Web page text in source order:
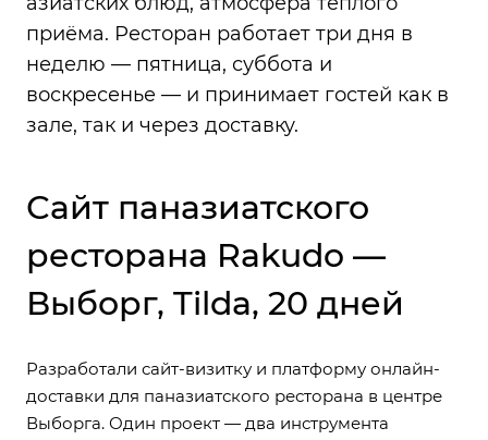
приёма. Ресторан работает три дня в
неделю — пятница, суббота и
воскресенье — и принимает гостей как в
зале, так и через доставку.
Сайт паназиатского
ресторана Rakudo —
Выборг, Tilda, 20 дней
Разработали сайт-визитку и платформу онлайн-
доставки для паназиатского ресторана в центре
Выборга. Один проект — два инструмента